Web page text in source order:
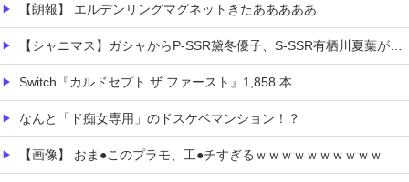
【朗報】 エルデンリングマグネットきたあああああ
【シャニマス】ガシャからP-SSR黛冬優子、S-SSR有栖川夏葉が登場！イベントS-SR福丸小糸！
Switch『カルドセプト ザ ファースト』1,858 本
なんと「ド痴女専用」のドスケベマンション！？
【画像】 おま●このプラモ、工●チすぎるｗｗｗｗｗｗｗｗｗｗ